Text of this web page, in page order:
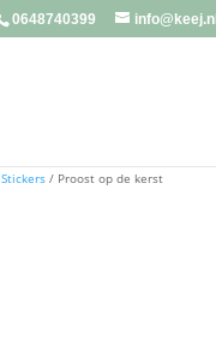
0648740399 info@keej.nl
Stickers/ Proost op de kerst